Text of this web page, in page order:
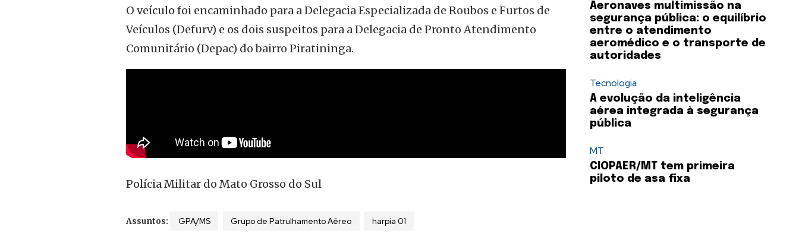
O veículo foi encaminhado para a Delegacia Especializada de Roubos e Furtos de
Veículos (Defurv) e os dois suspeitos para a Delegacia de Pronto Atendimento
Comunitário (Depac) do bairro Piratininga.
Polícia Militar do Mato Grosso do Sul
Assuntos: GPA/MS Grupo de Patrulhamento Aéreo harpia 01
Aeronaves multimissão na
segurança pública: o equilíbrio
entre o atendimento
aeromédico e o transporte de
autoridades
Tecnologia
A evolução da inteligência
aérea integrada à segurança
pública
MT
CIOPAER/MT tem primeira
piloto de asa fixa